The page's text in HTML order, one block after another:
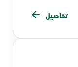
تفاصيل